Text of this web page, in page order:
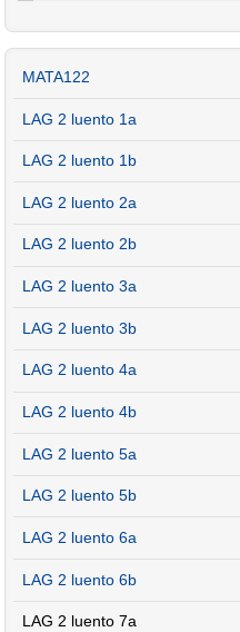
MATA122
LAG 2 luento 1a
LAG 2 luento 1b
LAG 2 luento 2a
LAG 2 luento 2b
LAG 2 luento 3a
LAG 2 luento 3b
LAG 2 luento 4a
LAG 2 luento 4b
LAG 2 luento 5a
LAG 2 luento 5b
LAG 2 luento 6a
LAG 2 luento 6b
LAG 2 luento 7a